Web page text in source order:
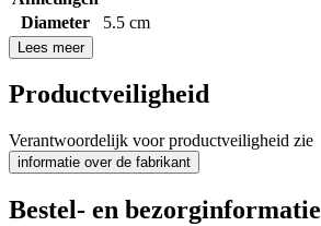
Diameter
5.5 cm
Lees meer
Productveiligheid
Verantwoordelijk voor productveiligheid zie
informatie over de fabrikant
Bestel- en bezorginformatie